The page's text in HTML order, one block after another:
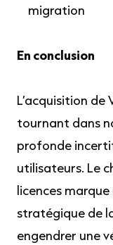
migration
En conclusion
L’acquisition
tournant dans
profonde
utilisateurs. Le
licences
stratégique de
engendrer une